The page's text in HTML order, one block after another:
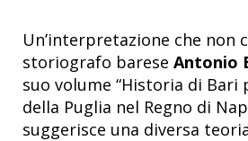
Un’interpretazione che non
storiografo barese Antonio
suo volume “Historia di
della Puglia nel Regno di
suggerisce una diversa